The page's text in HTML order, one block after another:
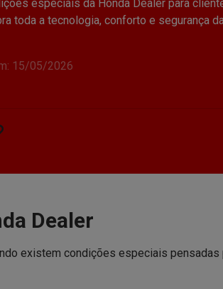
especiais da Honda Dealer para
toda a tecnologia, conforto e segurança
15/05/2026
Dealer
existem condições especiais pensadas